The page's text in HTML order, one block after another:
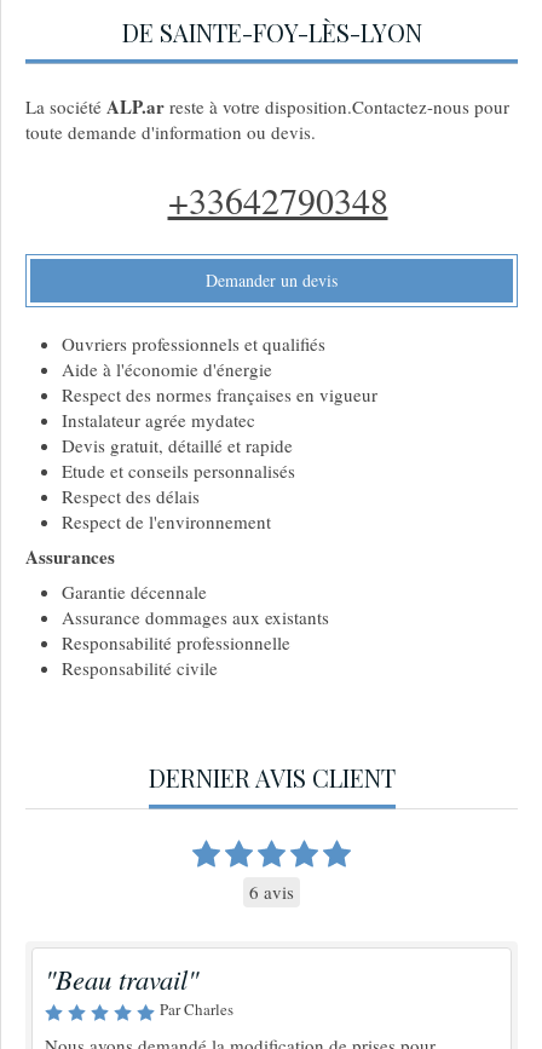
DE SAINTE-FOY-LÈS-LYON
La société ALP.ar reste à votre disposition.Contactez-nous pour
toute demande d'information ou devis.
+33642790348
Demander un devis
Ouvriers professionnels et qualifiés
Aide à l'économie d'énergie
Respect des normes françaises en vigueur
Instalateur agrée mydatec
Devis gratuit, détaillé et rapide
Etude et conseils personnalisés
Respect des délais
Respect de l'environnement
Assurances
Garantie décennale
Assurance dommages aux existants
Responsabilité professionnelle
Responsabilité civile
DERNIER AVIS CLIENT
6 avis
"Beau travail"
Par Charles